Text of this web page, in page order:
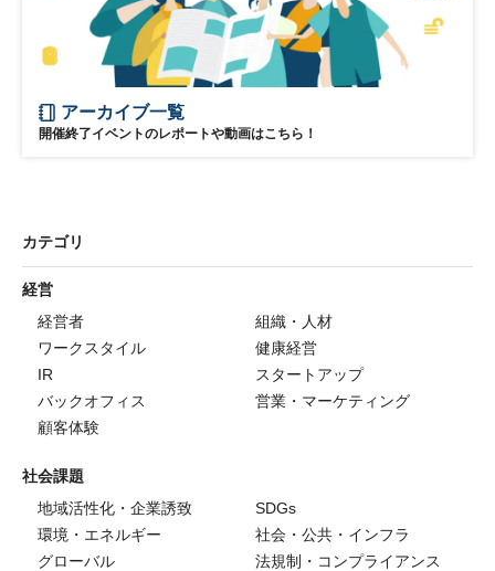
アーカイブ一覧
開催終了イベントのレポートや動画はこちら！
カテゴリ
経営
経営者
組織・人材
ワークスタイル
健康経営
IR
スタートアップ
バックオフィス
営業・マーケティング
顧客体験
社会課題
地域活性化・企業誘致
SDGs
環境・エネルギー
社会・公共・インフラ
グローバル
法規制・コンプライアンス